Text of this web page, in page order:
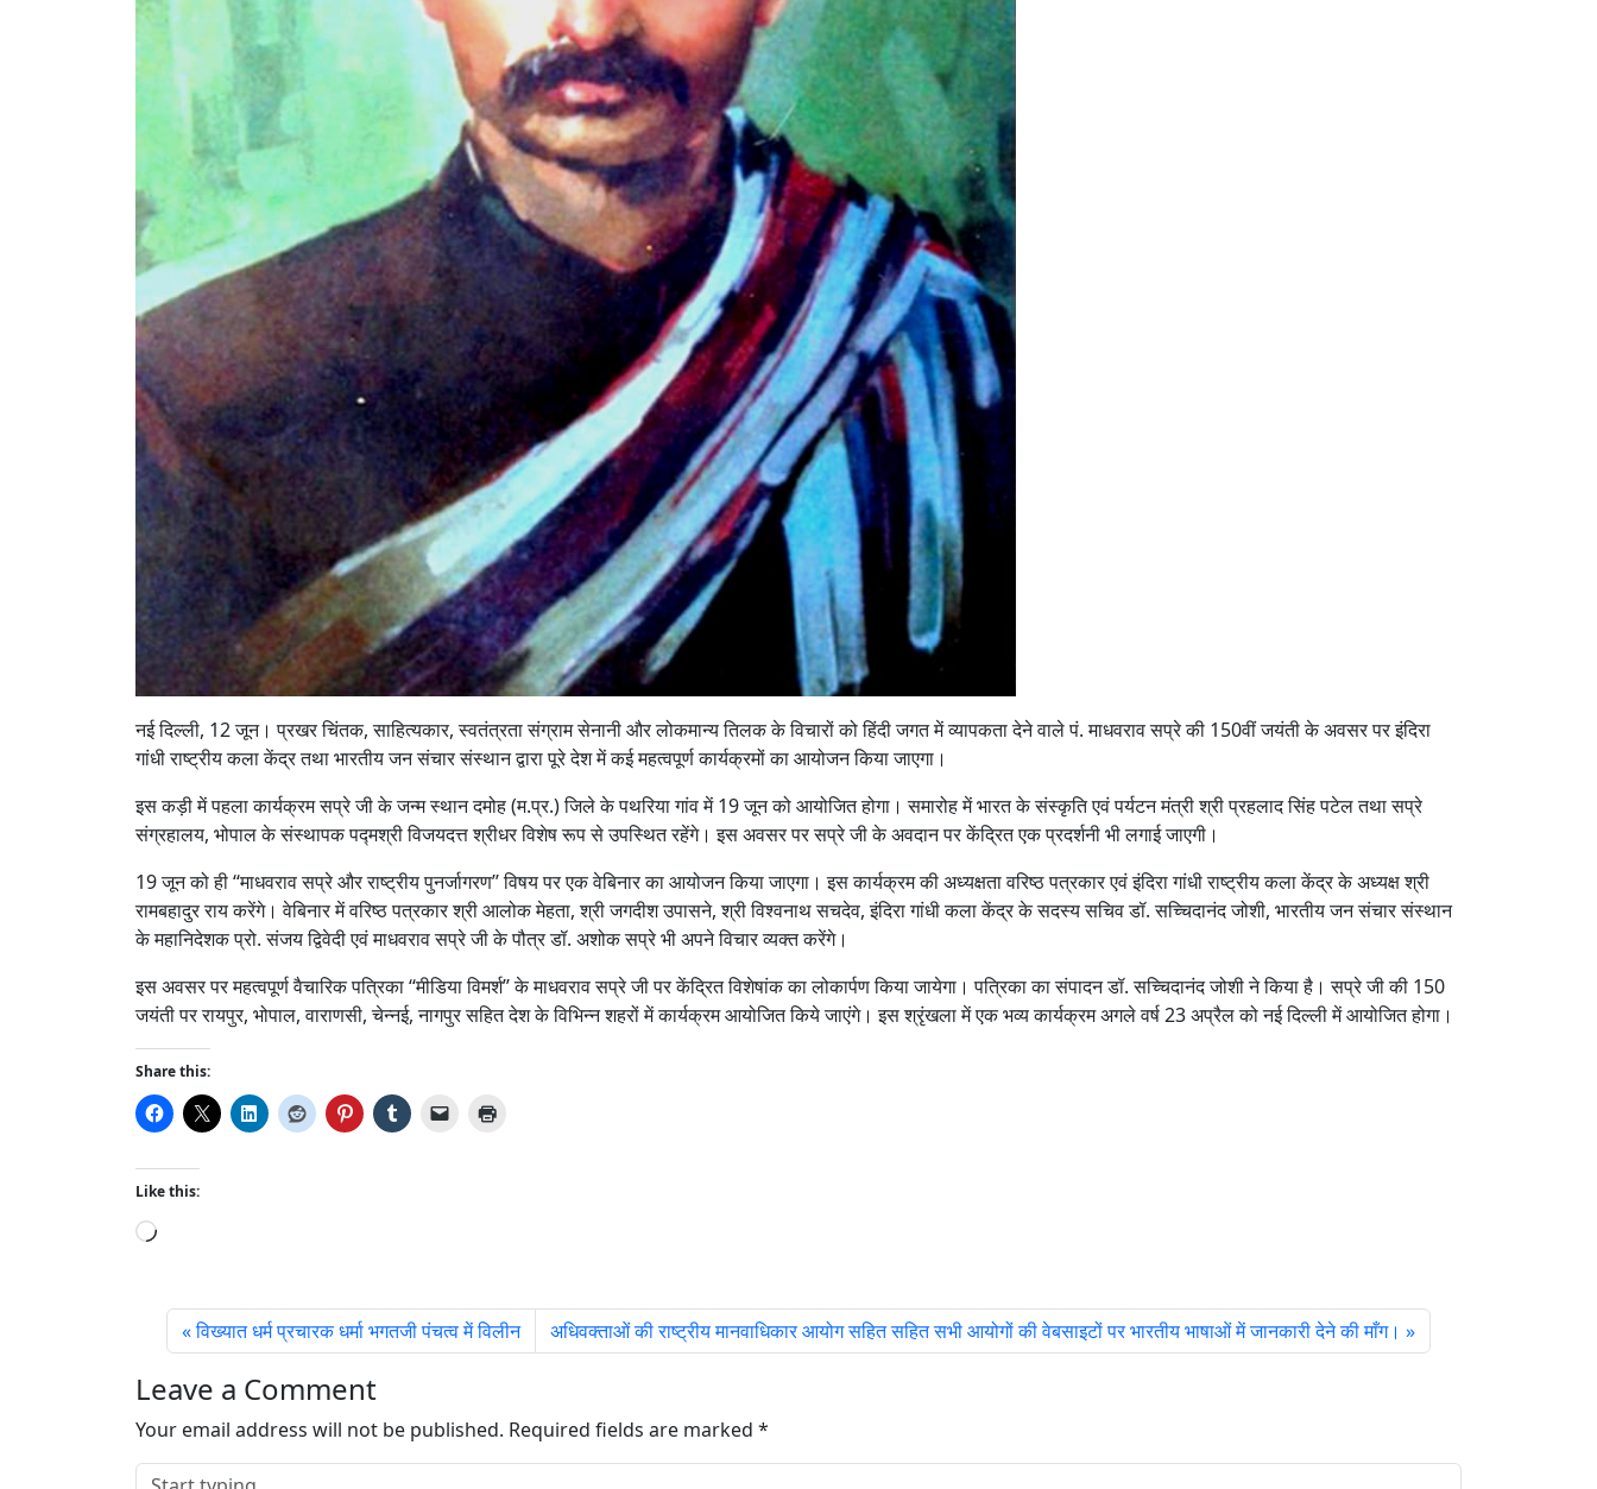
नई दिल्ली, 12 जून। प्रखर चिंतक, साहित्यकार, स्वतंत्रता संग्राम सेनानी और लोकमान्य तिलक के विचारों को हिंदी जगत में व्यापकता देने वाले पं. माधवराव सप्रे की 150वीं जयंती के अवसर पर इंदिरा
गांधी राष्ट्रीय कला केंद्र तथा भारतीय जन संचार संस्थान द्वारा पूरे देश में कई महत्वपूर्ण कार्यक्रमों का आयोजन किया जाएगा।
इस कड़ी में पहला कार्यक्रम सप्रे जी के जन्म स्थान दमोह (म.प्र.) जिले के पथरिया गांव में 19 जून को आयोजित होगा। समारोह में भारत के संस्कृति एवं पर्यटन मंत्री श्री प्रहलाद सिंह पटेल तथा सप्रे
संग्रहालय, भोपाल के संस्थापक पद्मश्री विजयदत्त श्रीधर विशेष रूप से उपस्थित रहेंगे। इस अवसर पर सप्रे जी के अवदान पर केंद्रित एक प्रदर्शनी भी लगाई जाएगी।
19 जून को ही ‘‘माधवराव सप्रे और राष्ट्रीय पुनर्जागरण’’ विषय पर एक वेबिनार का आयोजन किया जाएगा। इस कार्यक्रम की अध्यक्षता वरिष्ठ पत्रकार एवं इंदिरा गांधी राष्ट्रीय कला केंद्र के अध्यक्ष श्री
रामबहादुर राय करेंगे। वेबिनार में वरिष्ठ पत्रकार श्री आलोक मेहता, श्री जगदीश उपासने, श्री विश्वनाथ सचदेव, इंदिरा गांधी कला केंद्र के सदस्य सचिव डॉ. सच्चिदानंद जोशी, भारतीय जन संचार संस्थान
के महानिदेशक प्रो. संजय द्विवेदी एवं माधवराव सप्रे जी के पौत्र डॉ. अशोक सप्रे भी अपने विचार व्यक्त करेंगे।
इस अवसर पर महत्वपूर्ण वैचारिक पत्रिका ‘‘मीडिया विमर्श’’ के माधवराव सप्रे जी पर केंद्रित विशेषांक का लोकार्पण किया जायेगा। पत्रिका का संपादन डॉ. सच्चिदानंद जोशी ने किया है। सप्रे जी की 150
जयंती पर रायपुर, भोपाल, वाराणसी, चेन्नई, नागपुर सहित देश के विभिन्न शहरों में कार्यक्रम आयोजित किये जाएंगे। इस श्रृंखला में एक भव्य कार्यक्रम अगले वर्ष 23 अप्रैल को नई दिल्ली में आयोजित होगा।
Share this:
Like this:
L
d
g
…
विख्यात धर्म प्रचारक धर्मा भगतजी पंचत्व में विलीन अधिवक्ताओं की राष्ट्रीय मानवाधिकार आयोग सहित सहित सभी आयोगों की वेबसाइटों पर भारतीय भाषाओं में जानकारी देने की माँग।
Leave a Comment
Your email address will not be published. Required fields are marked *